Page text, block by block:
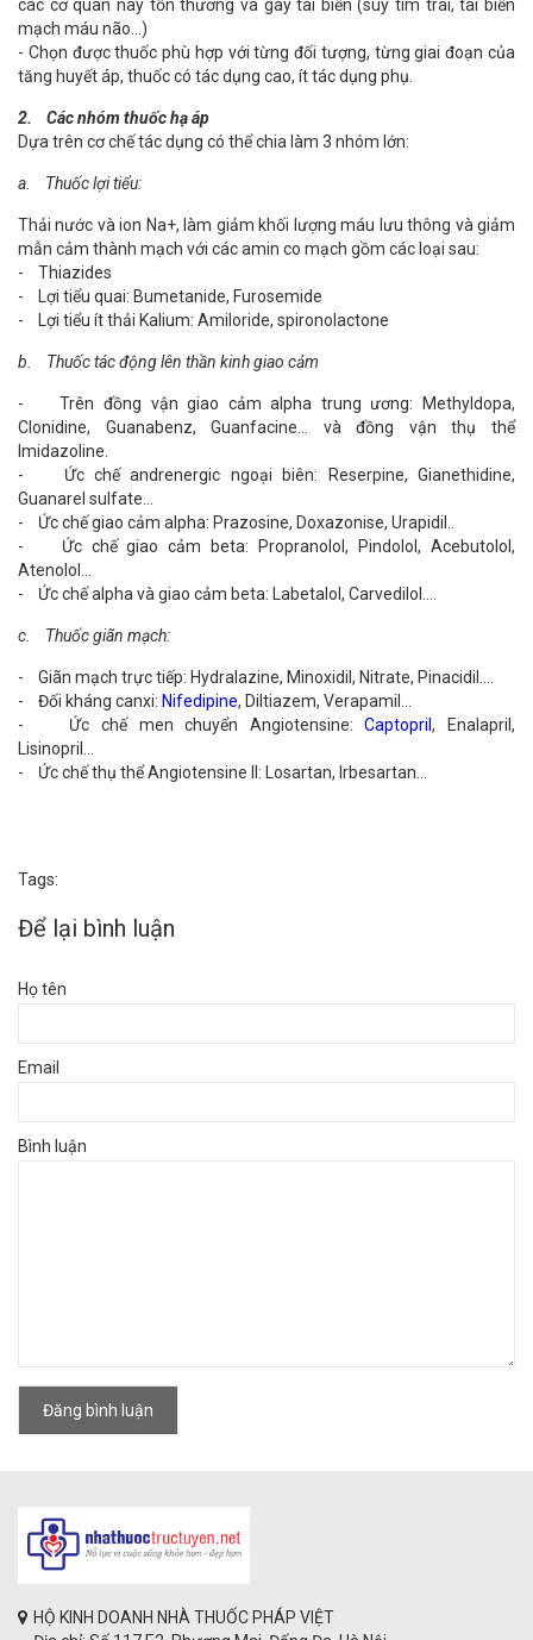
các cơ quan này tổn thương và gây tai biến (suy tim trái, tai biến
mạch máu não…)
- Chọn được thuốc phù hợp với từng đối tượng, từng giai đoạn của
tăng huyết áp, thuốc có tác dụng cao, ít tác dụng phụ.
2. Các nhóm thuốc hạ áp
Dựa trên cơ chế tác dụng có thể chia làm 3 nhóm lớn:
a. Thuốc lợi tiểu:
Thải nước và ion Na+, làm giảm khối lượng máu lưu thông và giảm
mẫn cảm thành mạch với các amin co mạch gồm các loại sau:
- Thiazides
- Lợi tiểu quai: Bumetanide, Furosemide
- Lợi tiểu ít thải Kalium: Amiloride, spironolactone
b. Thuốc tác động lên thần kinh giao cảm
- Trên đồng vận giao cảm alpha trung ương: Methyldopa,
Clonidine, Guanabenz, Guanfacine… và đồng vận thụ thể
Imidazoline.
- Ức chế andrenergic ngoại biên: Reserpine, Gianethidine,
Guanarel sulfate…
- Ức chế giao cảm alpha: Prazosine, Doxazonise, Urapidil..
- Ức chế giao cảm beta: Propranolol, Pindolol, Acebutolol,
Atenolol…
- Ức chế alpha và giao cảm beta: Labetalol, Carvedilol….
c. Thuốc giãn mạch:
- Giãn mạch trực tiếp: Hydralazine, Minoxidil, Nitrate, Pinacidil….
- Đối kháng canxi: Nifedipine, Diltiazem, Verapamil…
- Ức chế men chuyển Angiotensine:Captopril, Enalapril,
Lisinopril…
- Ức chế thụ thể Angiotensine II: Losartan, Irbesartan…
Tags:
Để lại bình luận
Họ tên
Email
Bình luận
Đăng bình luận
HỘ KINH DOANH NHÀ THUỐC PHÁP VIỆT